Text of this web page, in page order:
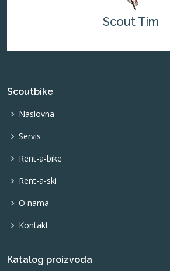
Scout Tim
Scoutbike
Naslovna
Servis
Rent-a-bike
Rent-a-ski
O nama
Kontakt
Katalog proizvoda